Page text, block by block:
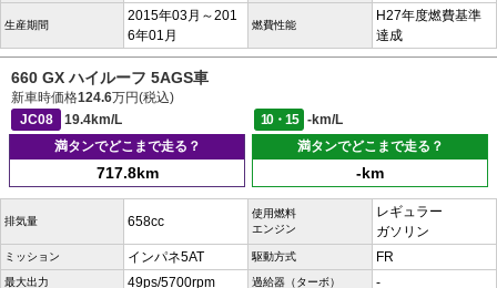
生産期間
2015年03月～201
6年01月
燃費性能
H27年度燃費基準
達成
660 GX ハイルーフ 5AGS車
新車時価格124.6万円(税込)
JC08
19.4km/L 10・15
-km/L
満タンでどこまで走る？
717.8km
満タンでどこまで走る？
-km
排気量 658cc
使用燃料
エンジン
レギュラー
ガソリン
ミッション インパネ5AT 駆動方式 FR
最大出力 49ps/5700rpm 過給器（ターボ） -